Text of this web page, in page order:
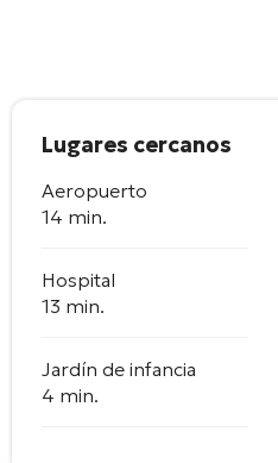
Lugares cercanos
Aeropuerto
14 min.
Hospital
13 min.
Jardín de infancia
4 min.